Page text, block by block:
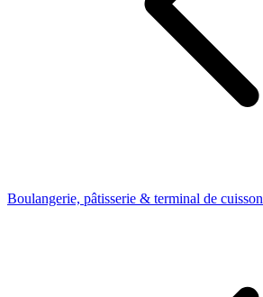
Boulangerie, pâtisserie & terminal de cuisson